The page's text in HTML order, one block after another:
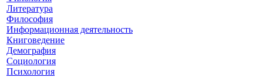
Литература
Философия
Информационная деятельность
Книговедение
Демография
Социология
Психология